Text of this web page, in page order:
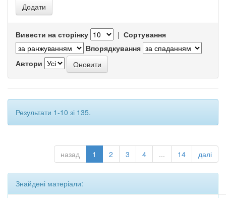
Вивести на сторінку | Сортування
Впорядкування
Автори
Результати 1-10 зі 135.
назад 1 2 3 4 ... 14 далі
Знайдені матеріали: